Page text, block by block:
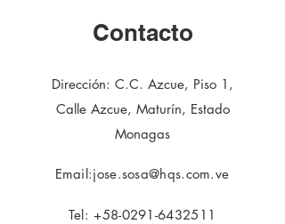
Contacto
Dirección: C.C. Azcue, Piso 1,
Calle Azcue, Maturín, Estado
Monagas
Email:jose.sosa@hqs.com.ve
Tel: +58-0291-6432511